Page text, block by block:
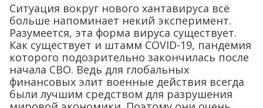
Ситуация вокруг нового хантавируса всё
больше напоминает некий эксперимент.
Разумеется, эта форма вируса существует.
Как существует и штамм COVID-19, пандемия
которого подозрительно закончилась после
начала СВО. Ведь для глобальных
финансовых элит военные действия всегда
были лучшим средством для разрушения